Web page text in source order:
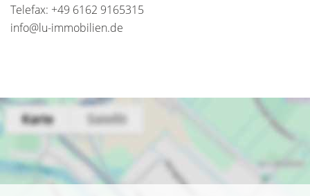
Telefax: +49 6162 9165315
info@lu-immobilien.de